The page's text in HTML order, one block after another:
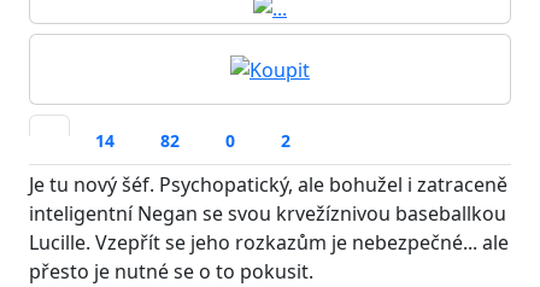
14 82 0 2
Je tu nový šéf. Psychopatický, ale bohužel i zatraceně
inteligentní Negan se svou krvežíznivou baseballkou
Lucille. Vzepřít se jeho rozkazům je nebezpečné... ale
přesto je nutné se o to pokusit.